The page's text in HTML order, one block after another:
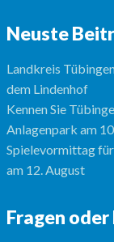
Neuste
Landkreis
dem Lindenhof
Kennen Sie
Anlagenpark am
Spielevormittag
am 12. August
Fragen oder